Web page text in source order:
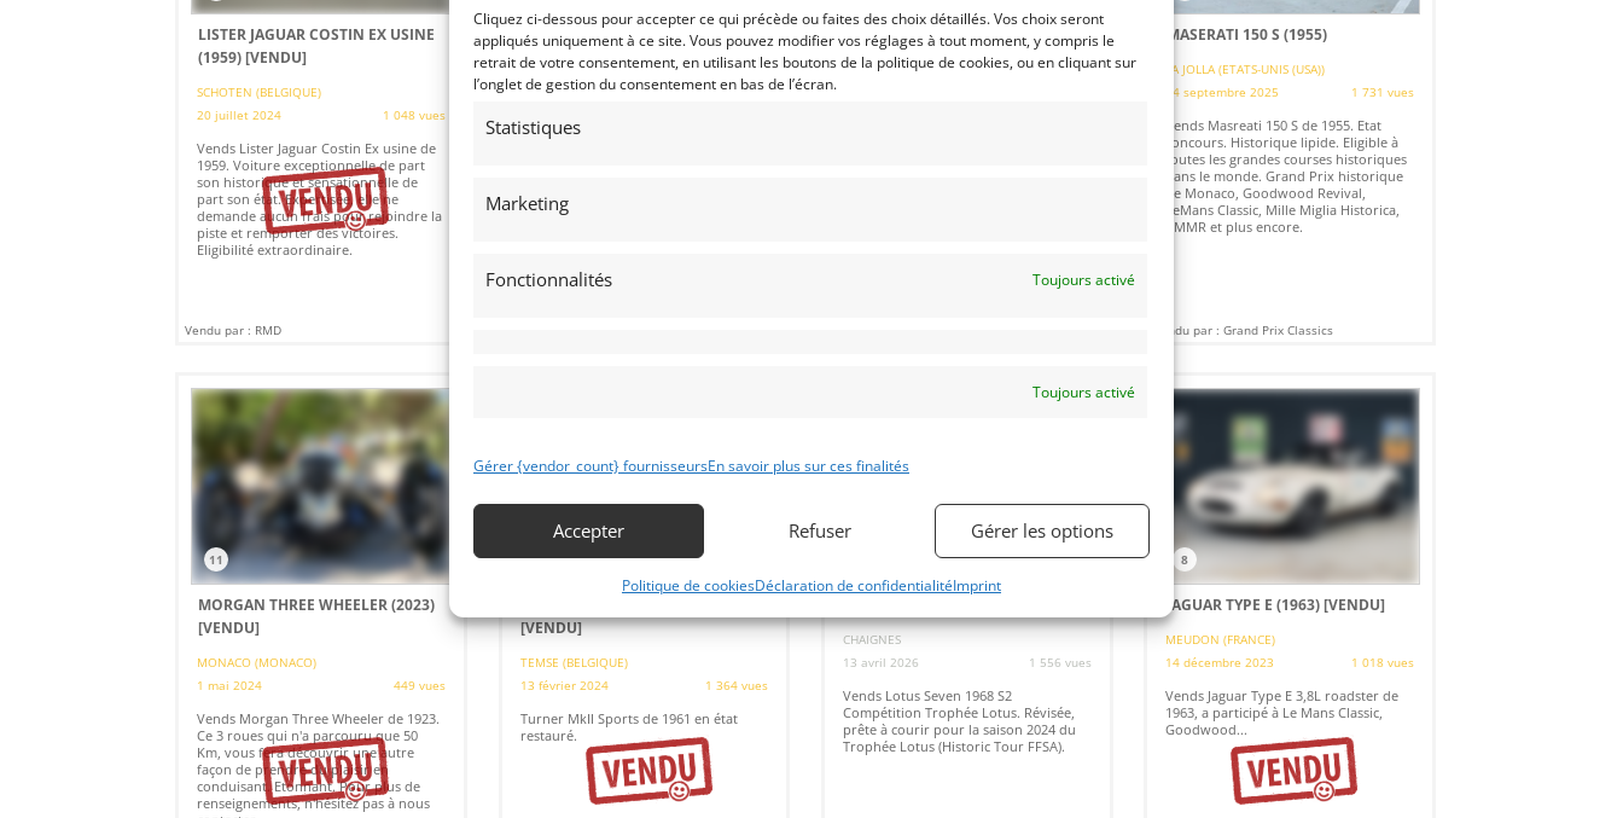
Cliquez ci-dessous pour accepter ce qui précède ou faites des choix détaillés. Vos choix seront
appliqués uniquement à ce site. Vous pouvez modifier vos réglages à tout moment, y compris le
retrait de votre consentement, en utilisant les boutons de la politique de cookies, ou en cliquant sur
l’onglet de gestion du consentement en bas de l’écran.
Statistiques
Marketing
Fonctionnalités Toujours activé
Toujours activé
Gérer {vendor_count} fournisseursEn savoir plus sur ces finalités
Accepter Refuser Gérer les options
Politique de cookiesDéclaration de confidentialitéImprint
LISTER JAGUAR COSTIN EX USINE
(1959)[VENDU]
SCHOTEN (BELGIQUE)
20 juillet 2024
1 048 vues
Vends Lister Jaguar Costin Ex usine de
1959. Voiture exceptionnelle de part
son historique et sensationnelle de
part son état. Expertisée, elle ne
demande aucun frais pour rejoindre la
piste et remporter des victoires.
Eligibilité extraordinaire.
Vendu par : RMD
COBRA SUPERFORMANCE MKIII
(2006)
LYON (FRANCE)
Grand Garage Trairieux, 31 rue
Coignet, 69003 Lyon. Expositions
AC COBRA 289 FIA (1965)[VENDU]
TEMSE (BELGIQUE)
MASERATI 150 S (1955)
LA JOLLA (ETATS-UNIS (USA))
24 septembre 2025
1 731 vues
Vends Masreati 150 S de 1955. Etat
concours. Historique lipide. Eligible à
toutes les grandes courses historiques
dans le monde. Grand Prix historique
de Monaco, Goodwood Revival,
LeMans Classic, Mille Miglia Historica,
RMMR et plus encore.
Vendu par : Grand Prix Classics
11
MORGAN THREE WHEELER (2023)
[VENDU]
MONACO (MONACO)
1 mai 2024
449 vues
Vends Morgan Three Wheeler de 1923.
Ce 3 roues qui n'a parcouru que 50
Km, vous fera découvrir une autre
façon de prendre du plaisir en
conduisant. Etonnant. Pour plus de
renseignements, n'hésitez pas à nous
32
[VENDU]
TEMSE (BELGIQUE)
13 février 2024
1 364 vues
Turner MkII Sports de 1961 en état
restauré.
CHAIGNES
13 avril 2026
1 556 vues
Vends Lotus Seven 1968 S2
Compétition Trophée Lotus. Révisée,
prête à courir pour la saison 2024 du
Trophée Lotus (Historic Tour FFSA).
8
JAGUAR TYPE E (1963)[VENDU]
MEUDON (FRANCE)
14 décembre 2023
1 018 vues
Vends Jaguar Type E 3,8L roadster de
1963, a participé à Le Mans Classic,
Goodwood...